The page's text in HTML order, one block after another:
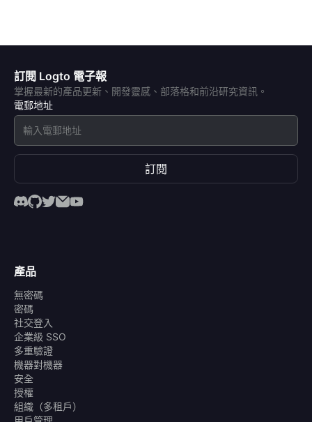
訂閱 Logto 電子報
掌握最新的產品更新、開發靈感、部落格和前沿研究資訊。
電郵地址
訂閱
產品
無密碼
密碼
社交登入
企業級 SSO
多重驗證
機器對機器
安全
授權
組織（多租戶）